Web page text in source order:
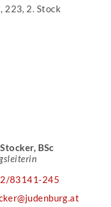
223, 2. Stock
BSc
83141-245